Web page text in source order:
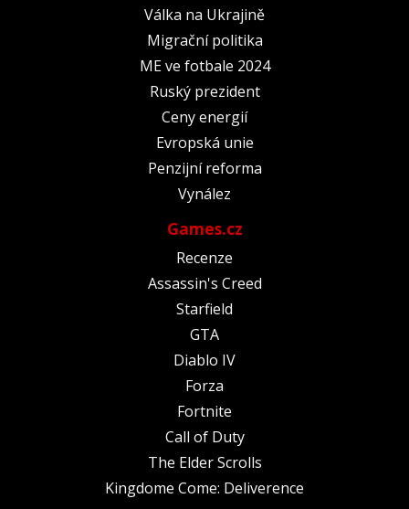
Válka na Ukrajině
Migrační politika
ME ve fotbale 2024
Ruský prezident
Ceny energií
Evropská unie
Penzijní reforma
Vynález
Games.cz
Recenze
Assassin's Creed
Starfield
GTA
Diablo IV
Forza
Fortnite
Call of Duty
The Elder Scrolls
Kingdome Come: Deliverence